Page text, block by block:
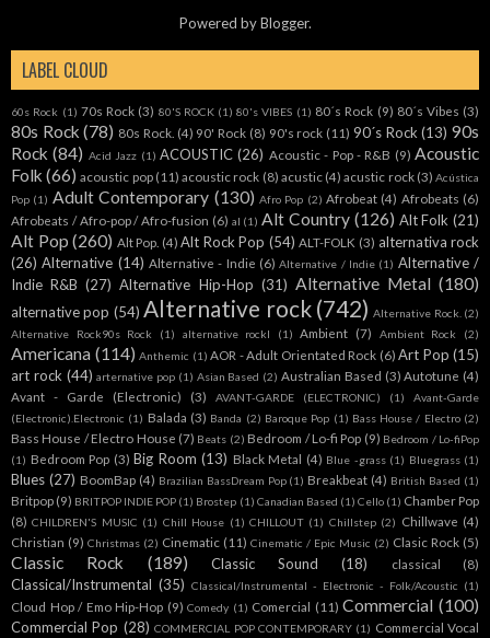
Powered byBlogger.
LABEL CLOUD
60s Rock (1) 70s Rock (3) 80'S ROCK (1) 80's VIBES (1) 80´s Rock (9) 80´s Vibes (3)
80s Rock (78) 80s Rock. (4) 90' Rock (8) 90's rock (11) 90´s Rock (13) 90s
Rock (84) Acid Jazz (1) ACOUSTIC (26) Acoustic - Pop - R&B (9) Acoustic
Folk (66) acoustic pop (11) acoustic rock (8) acustic (4) acustic rock (3) Acústica
Pop (1) Adult Contemporary (130) Afro Pop (2) Afrobeat (4) Afrobeats (6)
Afrobeats / Afro-pop / Afro-fusion (6) al (1) Alt Country (126) Alt Folk (21)
Alt Pop (260) Alt Pop. (4) Alt Rock Pop (54) ALT-FOLK (3) alternativa rock
(26) Alternative (14) Alternative - Indie (6) Alternative / Indie (1) Alternative /
Indie R&B (27) Alternative Hip-Hop (31) Alternative Metal (180)
alternative pop (54) Alternative rock (742) Alternative Rock. (2)
Alternative Rock90s Rock
(1) alternative rockl (1) Ambient (7) Ambient Rock (2)
Americana (114) Anthemic (1) AOR - Adult Orientated Rock (6) Art Pop (15)
art rock (44) arternative pop (1) Asian Based (2) Australian Based (3) Autotune (4)
Avant - Garde (Electronic)
(3) AVANT-GARDE (ELECTRONIC) (1)
Avant-Garde
(Electronic).Electronic (1) Balada (3) Banda (2) Baroque Pop (1) Bass House / Electro (2)
Bass House / Electro House (7) Beats (2) Bedroom / Lo-fi Pop (9) Bedroom / Lo-fiPop
(1) Bedroom Pop (3) Big Room (13) Black Metal (4) Blue -grass (1) Bluegrass (1)
Blues (27) BoomBap (4) Brazilian BassDream Pop (1) Breakbeat (4) British Based (1)
Britpop (9) BRITPOP INDIE POP (1) Brostep (1) Canadian Based (1) Cello (1) Chamber Pop
(8) CHILDREN'S MUSIC (1) Chill House (1) CHILLOUT (1) Chillstep (2) Chillwave (4)
Christian (9) Christmas (2) Cinematic (11) Cinematic / Epic Music (2) Clasic Rock (5)
Classic Rock (189) Classic Sound (18) classical (8)
Classical/Instrumental (35) Classical/Instrumental - Electronic - Folk/Acoustic (1)
Cloud Hop / Emo Hip-Hop (9) Comedy (1) Comercial (11) Commercial (100)
Commercial Pop (28) COMMERCIAL POP CONTEMPORARY (1) Commercial Vocal